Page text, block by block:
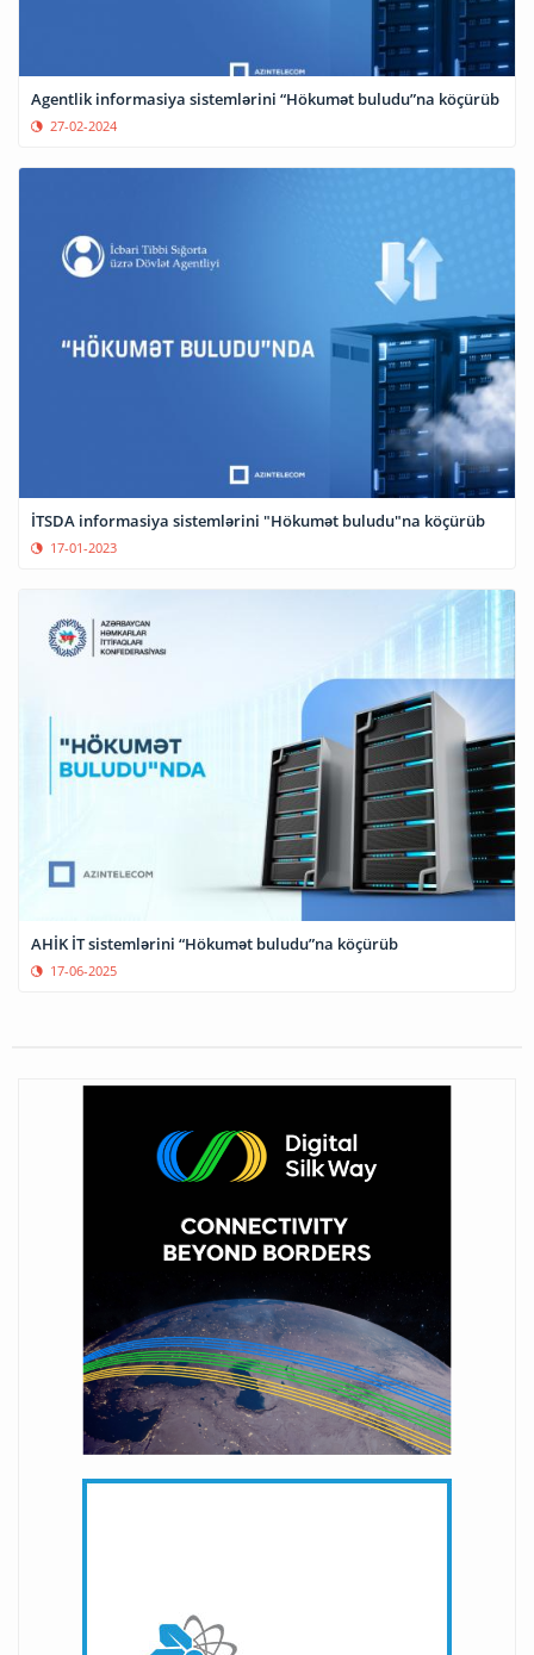
Agentlik informasiya sistemlərini “Hökumət buludu”na köçürüb
27-02-2024
İTSDA informasiya sistemlərini "Hökumət buludu"na köçürüb
17-01-2023
AHİK İT sistemlərini “Hökumət buludu”na köçürüb
17-06-2025